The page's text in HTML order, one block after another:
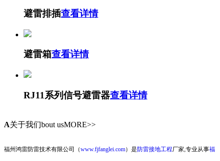
避雷排插查看详情
避雷箱查看详情
RJ11系列信号避雷器查看详情
A关于我们bout usMORE>>
福州鸿雷防雷技术有限公司（www.fjfanglei.com）是防雷接地工程厂家,专业从事福